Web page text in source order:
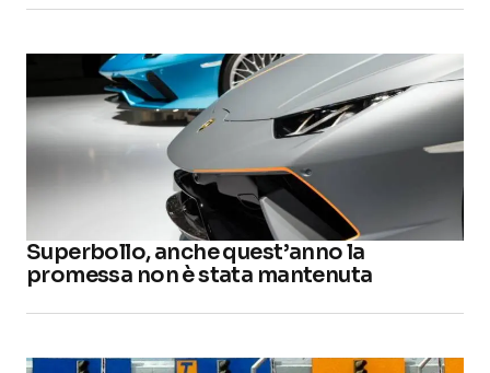
Superbollo, anche quest’anno la
promessa non è stata mantenuta